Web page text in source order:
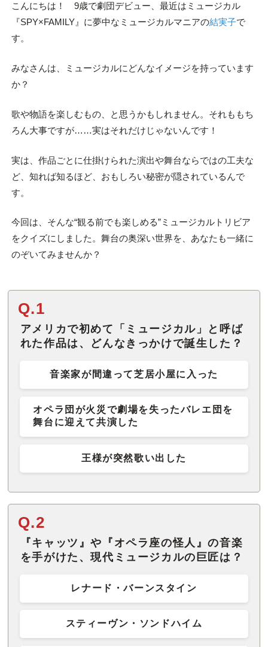
こんにちは！ 9歳で劇団デビュー、最近はミュージカル
『SPY×FAMILY』に夢中なミュージカルマニアの結実子で
す。
みなさんは、ミュージカルにどんなイメージを持っています
か？
歌や物語を楽しむもの、と思うかもしれません。それももち
ろん大事ですが……実はそれだけじゃないんです！
実は、作品ごとに仕掛けられた演出や舞台ならではの工夫な
ど、知れば知るほど、おもしろい秘密が隠されているんで
す。
今回は、そんな“観る前でも楽しめる”ミュージカルトリビア
をクイズにしました。舞台の奥深い世界を、あなたも一緒に
のぞいてみませんか？
Q.1
アメリカで初めて「ミュージカル」と呼ば
れた作品は、どんなきっかけで誕生した？
音楽家が間違って芝居小屋に入った
オペラ団が火災で劇場を失ったバレエ団を
舞台に迎えて共演した
王様が突然歌い出した
Q.2
『キャッツ』や『オペラ座の怪人』の音楽
を手がけた、現代ミュージカルの巨匠は？
レナード・バーンスタイン
スティーヴン・ソンドハイム